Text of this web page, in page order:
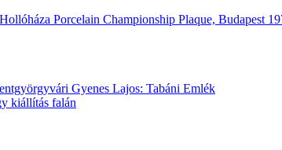
Porcelain Championship Plaque, Budapest